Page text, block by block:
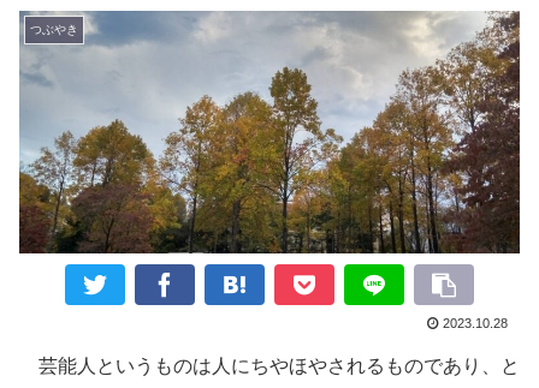
つぶやき
2023.10.28
芸能人というものは人にちやほやされるものであり、と